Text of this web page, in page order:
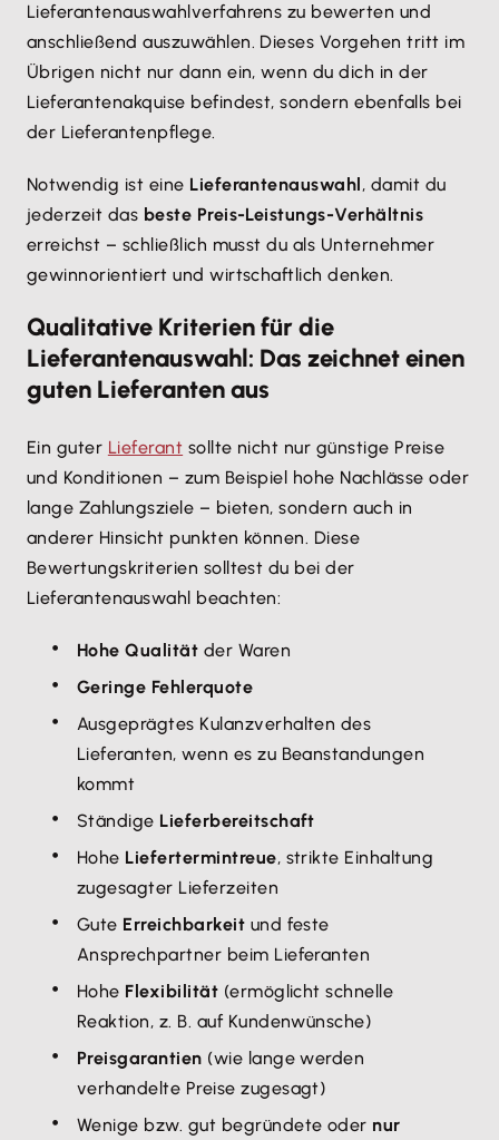
Lieferantenauswahlverfahrens zu bewerten und
anschließend auszuwählen. Dieses Vorgehen tritt im
Übrigen nicht nur dann ein, wenn du dich in der
Lieferantenakquise befindest, sondern ebenfalls bei
der Lieferantenpflege.
Notwendig ist eine Lieferantenauswahl, damit du
jederzeit das beste Preis-Leistungs-Verhältnis
erreichst – schließlich musst du als Unternehmer
gewinnorientiert und wirtschaftlich denken.
Qualitative Kriterien für die
Lieferantenauswahl: Das zeichnet einen
guten Lieferanten aus
Ein guter Lieferant sollte nicht nur günstige Preise
und Konditionen – zum Beispiel hohe Nachlässe oder
lange Zahlungsziele – bieten, sondern auch in
anderer Hinsicht punkten können. Diese
Bewertungskriterien solltest du bei der
Lieferantenauswahl beachten:
Hohe Qualität der Waren
Geringe Fehlerquote
Ausgeprägtes Kulanzverhalten des
Lieferanten, wenn es zu Beanstandungen
kommt
Ständige Lieferbereitschaft
Hohe Liefertermintreue, strikte Einhaltung
zugesagter Lieferzeiten
Gute Erreichbarkeit und feste
Ansprechpartner beim Lieferanten
Hohe Flexibilität (ermöglicht schnelle
Reaktion, z. B. auf Kundenwünsche)
Preisgarantien (wie lange werden
verhandelte Preise zugesagt)
Wenige bzw. gut begründete oder nur